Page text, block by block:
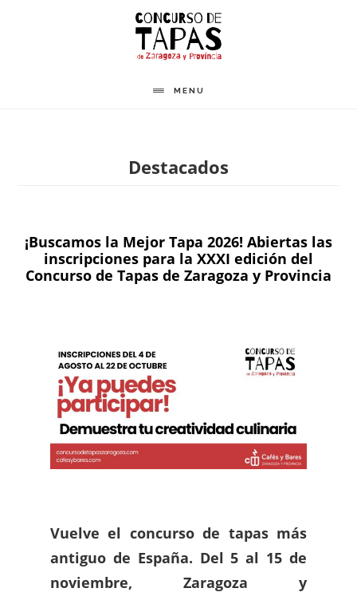
MENU
Destacados
¡Buscamos la Mejor Tapa 2026! Abiertas las
inscripciones para la XXXI edición del
Concurso de Tapas de Zaragoza y Provincia
Vuelve el concurso de tapas más
antiguo de España. Del 5 al 15 de
noviembre, Zaragoza y